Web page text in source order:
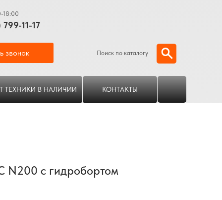
799-11-17
18:00
звонок Поиск по каталогу
ТЕХНИКИ В НАЛИЧИИ КОНТАКТЫ
N200 с гидробортом